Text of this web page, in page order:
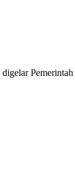
digelar